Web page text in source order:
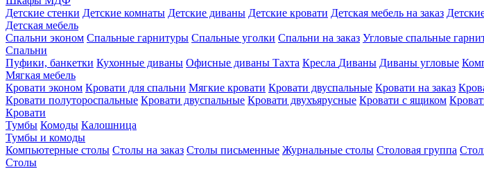
Детские стенки Детские комнаты Детские диваны Детские кровати Детская мебель на заказ
Детская мебель
Спальни эконом Спальные гарнитуры Спальные уголки Спальни на заказ Угловые спальные
Спальни
Пуфики, банкетки Кухонные диваны Офисные диваны Тахта Кресла Диваны Диваны угловые
Мягкая мебель
Кровати эконом Кровати для спальни Мягкие кровати Кровати двуспальные Кровати на заказ
Кровати полутороспальные Кровати двуспальные Кровати двухъярусные Кровати с ящиком
Кровати
Тумбы Комоды Калошница
Тумбы и комоды
Компьютерные столы Столы на заказ Столы письменные Журнальные столы Столовая группа
Столы